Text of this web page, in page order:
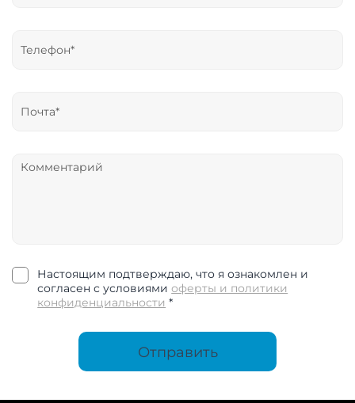
Настоящим подтверждаю, что я ознакомлен и
согласен с условиямиоферты и политики
конфиденциальности *
Отправить